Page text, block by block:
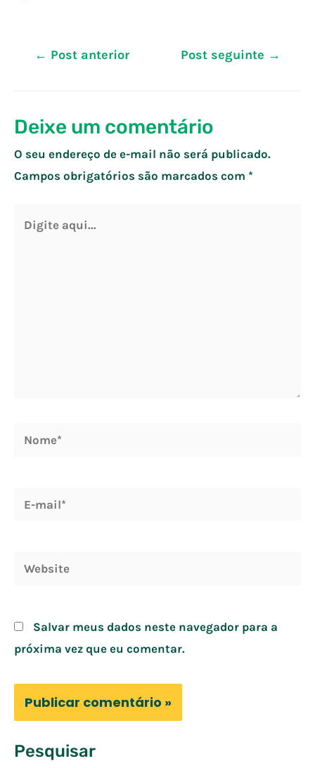
Navegação
← Post anterior Post seguinte →
Deixe um comentário
O seu endereço de e-mail não será publicado.
Campos obrigatórios são marcados com *
aqui...
Nome*
Website
Salvar meus dados neste navegador para a
próxima vez que eu comentar.
Pesquisar